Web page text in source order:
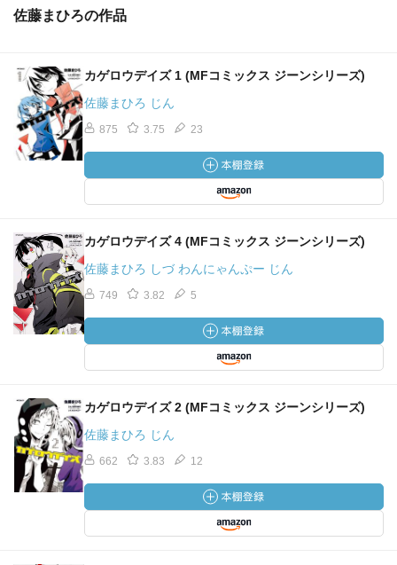
佐藤まひろの作品
カゲロウデイズ 1 (MFコミックス ジーンシリーズ)
佐藤まひろ じん
875 3.75 23
カゲロウデイズ 4 (MFコミックス ジーンシリーズ)
佐藤まひろ しづ わんにゃんぷー じん
749 3.82 5
カゲロウデイズ 2 (MFコミックス ジーンシリーズ)
佐藤まひろ じん
662 3.83 12